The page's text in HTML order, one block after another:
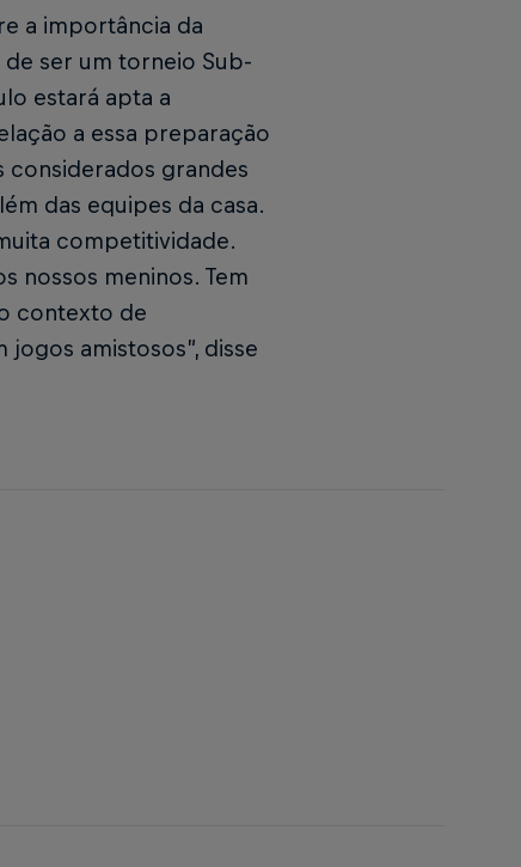
a importância da
ser um torneio Sub-
estará apta a
a essa preparação
considerados grandes
das equipes da casa.
competitividade.
nossos meninos. Tem
contexto de
amistosos”, disse